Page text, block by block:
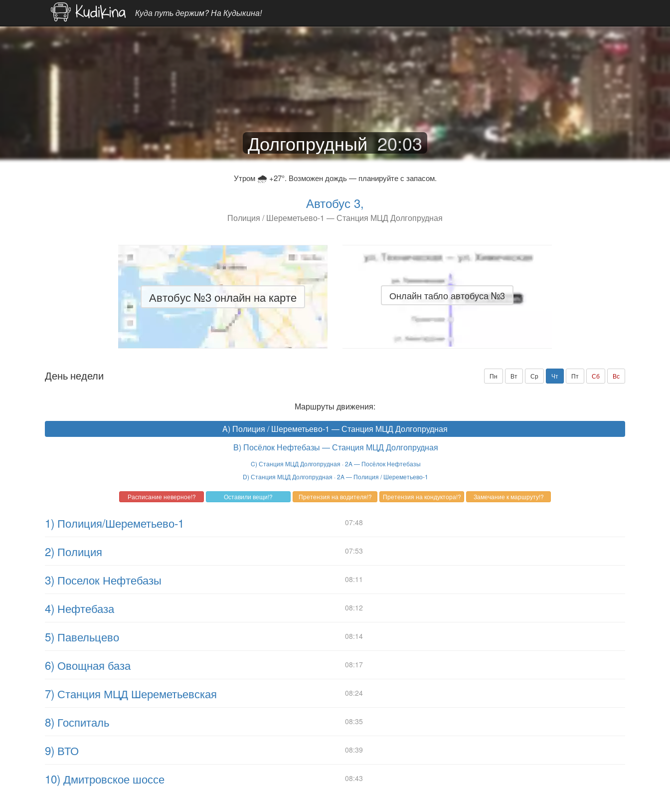
Куда путь держим? На Кудыкина!
Долгопрудный 20:03
Утром 🌧 +27°. Возможен дождь — планируйте с запасом.
Автобус 3,
Полиция / Шереметьево-1 — Станция МЦД Долгопрудная
Автобус №3 онлайн на карте Онлайн табло автобуса №3
День недели Пн Вт Ср Чт Пт Сб Вс
Маршруты движения:
A) Полиция / Шереметьево-1 — Станция МЦД Долгопрудная
B) Посёлок Нефтебазы — Станция МЦД Долгопрудная
C) Станция МЦД Долгопрудная · 2A — Посёлок Нефтебазы
D) Станция МЦД Долгопрудная · 2A — Полиция / Шереметьево-1
1) Полиция/Шереметьево-1 07:48
2) Полиция 07:53
3) Поселок Нефтебазы 08:11
4) Нефтебаза 08:12
5) Павельцево 08:14
6) Овощная база 08:17
7) Станция МЦД Шереметьевская 08:24
8) Госпиталь 08:35
9) ВТО 08:39
10) Дмитровское шоссе 08:43